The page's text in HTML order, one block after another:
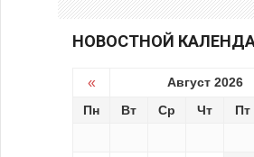
НОВОСТНОЙ
« Август 2026
Пн Вт Ср Чт Пт